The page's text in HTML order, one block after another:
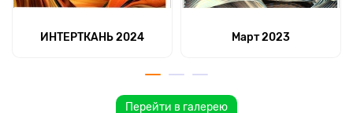
ИНТЕРТКАНЬ 2024 Март 2023
Перейти в галерею